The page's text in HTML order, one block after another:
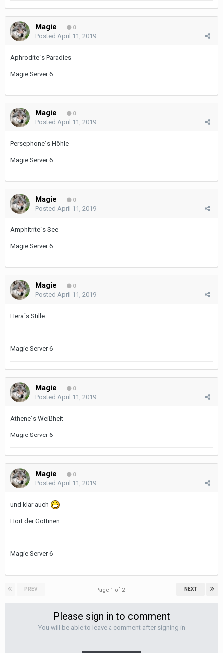
Magie 0
Posted April 11, 2019
Aphrodite´s Paradies
Magie Server 6
Magie 0
Posted April 11, 2019
Persephone´s Höhle
Magie Server 6
Magie 0
Posted April 11, 2019
Amphitrite´s See
Magie Server 6
Magie 0
Posted April 11, 2019
Hera´s Stille
Magie Server 6
Magie 0
Posted April 11, 2019
Athene´s Weißheit
Magie Server 6
Magie 0
Posted April 11, 2019
und klar auch
Hort der Göttinen
Magie Server 6
PREV NEXT
Page 1 of 2
Please sign in to comment
You will be able to leave a comment after signing in